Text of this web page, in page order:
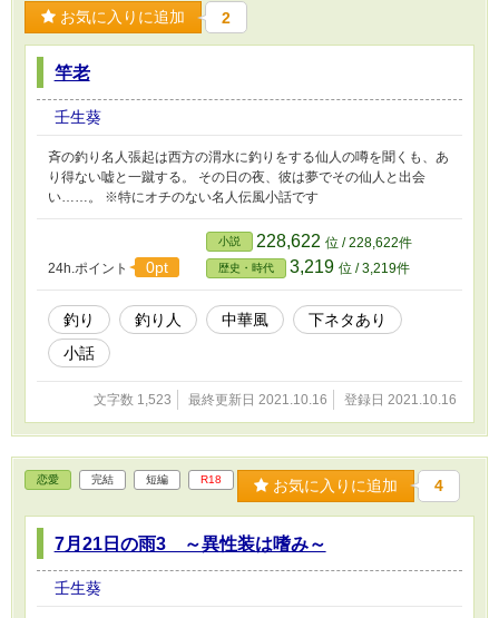
お気に入りに追加 2
竿老
壬生葵
斉の釣り名人張起は西方の渭水に釣りをする仙人の噂を聞くも、あ
り得ない嘘と一蹴する。 その日の夜、彼は夢でその仙人と出会
い……。 ※特にオチのない名人伝風小話です
24h.ポイント 0pt
小説 228,622 位 / 228,622件
歴史・時代 3,219 位 / 3,219件
釣り 釣り人 中華風
下ネタあり
小話
文字数 1,523 最終更新日 2021.10.16 登録日 2021.10.16
恋愛 完結 短編 R18 お気に入りに追加 4
7月21日の雨3 ～異性装は嗜み～
壬生葵